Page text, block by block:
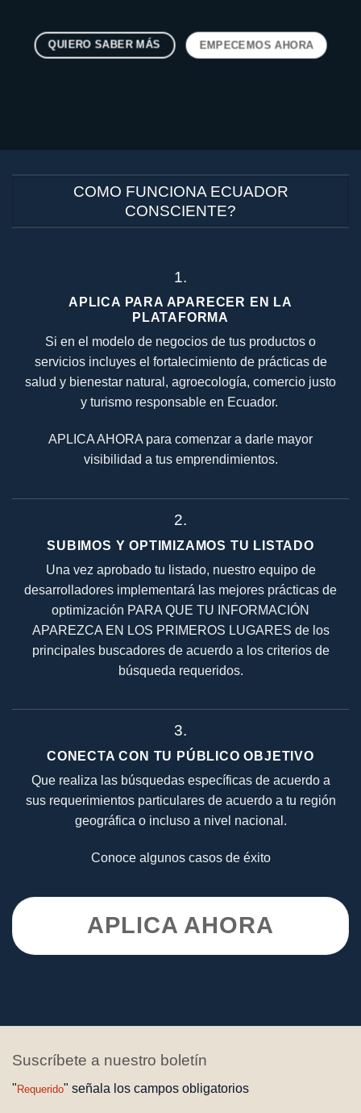
QUIERO SABER MÁS EMPECEMOS AHORA
COMO FUNCIONA ECUADOR
CONSCIENTE?
1.
APLICA PARA APARECER EN LA
PLATAFORMA
Si en el modelo de negocios de tus productos o
servicios incluyes el fortalecimiento de prácticas de
salud y bienestar natural, agroecología, comercio justo
y turismo responsable en Ecuador.
APLICA AHORA para comenzar a darle mayor
visibilidad a tus emprendimientos.
2.
SUBIMOS Y OPTIMIZAMOS TU LISTADO
Una vez aprobado tu listado, nuestro equipo de
desarrolladores implementará las mejores prácticas de
optimización PARA QUE TU INFORMACIÓN
APAREZCA EN LOS PRIMEROS LUGARES de los
principales buscadores de acuerdo a los criterios de
búsqueda requeridos.
3.
CONECTA CON TU PÚBLICO OBJETIVO
Que realiza las búsquedas específicas de acuerdo a
sus requerimientos particulares de acuerdo a tu región
geográfica o incluso a nivel nacional.
Conoce algunos casos de éxito
APLICA AHORA
Suscríbete a nuestro boletín
" Requerido" señala los campos obligatorios